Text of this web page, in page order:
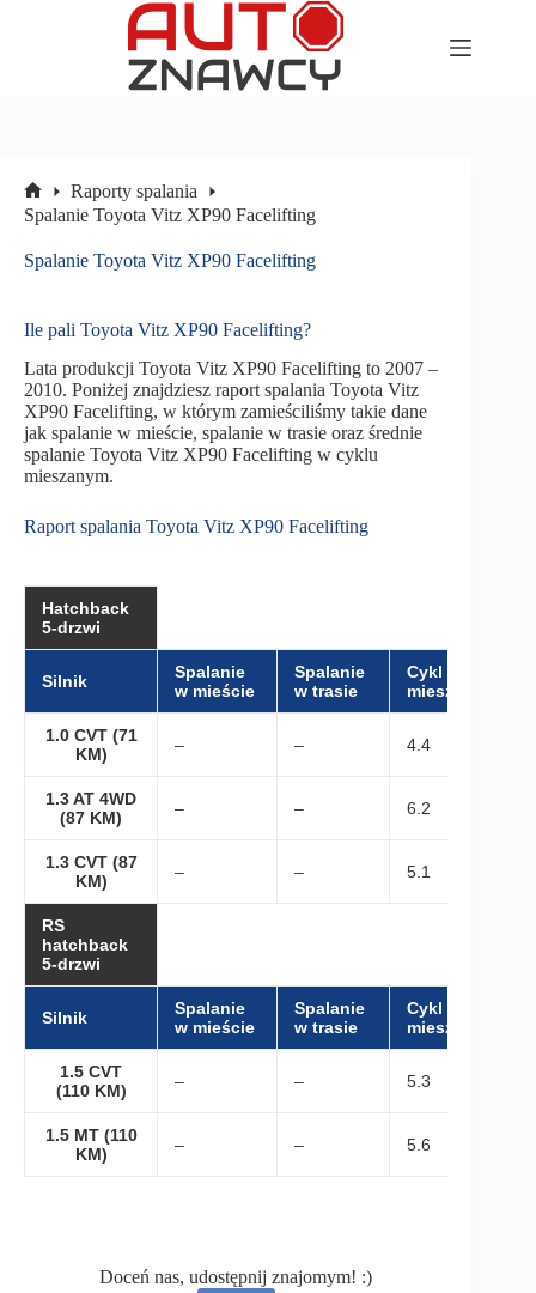
Strona
główna
Raporty spalania
Spalanie Toyota Vitz XP90 Facelifting
Spalanie Toyota Vitz XP90 Facelifting
Ile pali Toyota Vitz XP90 Facelifting?
Lata produkcji Toyota Vitz XP90 Facelifting to 2007 –
2010. Poniżej znajdziesz raport spalania Toyota Vitz
XP90 Facelifting, w którym zamieściliśmy takie dane
jak spalanie w mieście, spalanie w trasie oraz średnie
spalanie Toyota Vitz XP90 Facelifting w cyklu
mieszanym.
Raport spalania Toyota Vitz XP90 Facelifting
Hatchback
5-drzwi
Silnik
Spalanie
w mieście
Spalanie
w trasie
Cykl
mieszany
1.0 CVT (71
KM)
– – 4.4
1.3 AT 4WD
(87 KM)
– – 6.2
1.3 CVT (87
KM)
– – 5.1
RS
hatchback
5-drzwi
Silnik
Spalanie
w mieście
Spalanie
w trasie
Cykl
mieszany
1.5 CVT
(110 KM)
– – 5.3
1.5 MT (110
KM)
– – 5.6
Doceń nas, udostępnij znajomym! :)